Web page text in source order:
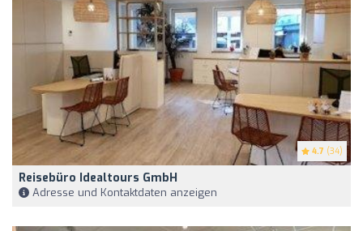
4.7 (34)
Reisebüro Idealtours GmbH
Adresse und Kontaktdaten anzeigen